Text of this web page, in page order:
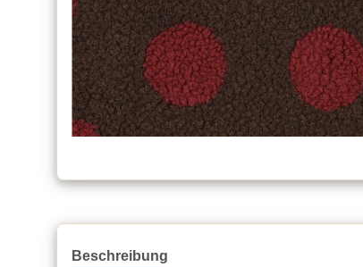
Beschreibung